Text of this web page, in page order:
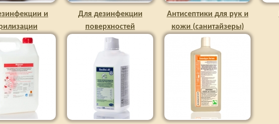
и
Для дезинфекции
поверхностей
Антисептики для рук и
кожи (санитайзеры)